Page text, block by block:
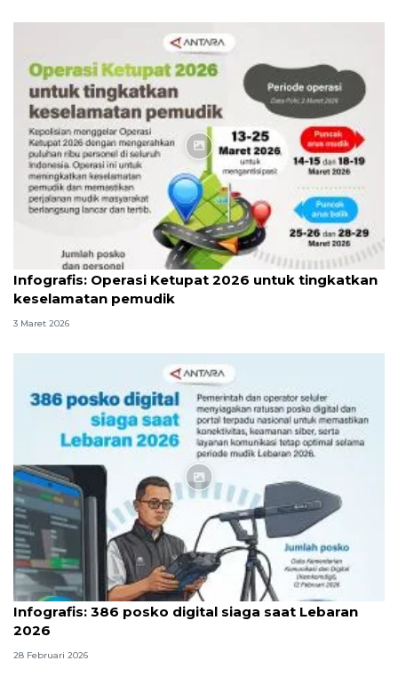
Infografik
Infografis: Operasi Ketupat 2026 untuk tingkatkan
keselamatan pemudik
3 Maret 2026
Infografik
Infografis: 386 posko digital siaga saat Lebaran
2026
28 Februari 2026